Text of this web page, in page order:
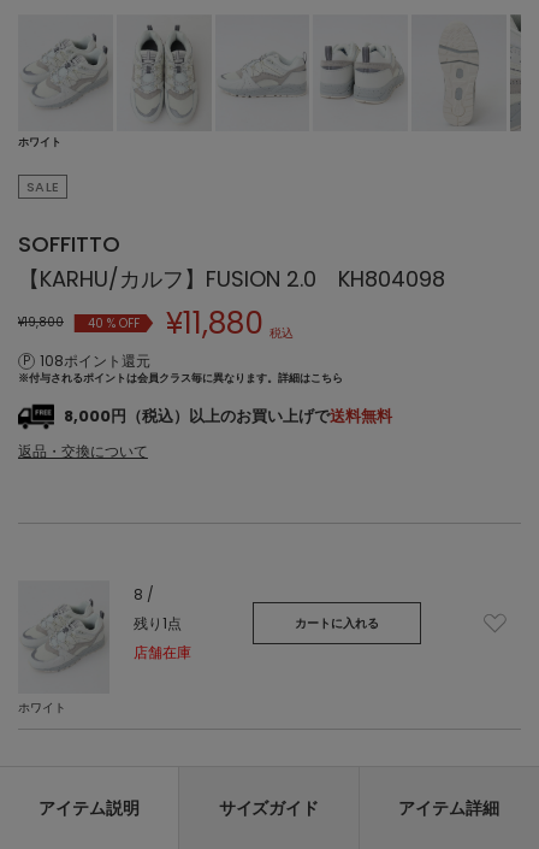
ホワイト
SALE
SOFFITTO
【KARHU/カルフ】FUSION 2.0 KH804098
¥19,800 40 % OFF ¥11,880 税込
108ポイント還元
※付与されるポイントは会員クラス毎に異なります。 詳細はこちら
8,000円（税込）以上のお買い上げで送料無料
返品・交換について
ホワイト
8 /
残り1点
店舗在庫
カートに入れる
アイテム説明 サイズガイド アイテム詳細